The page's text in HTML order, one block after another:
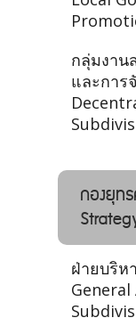
กลุ่มงาน
และการ
กองยุท
ฝ่ายบริห